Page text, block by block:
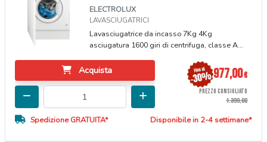
ELECTROLUX
LAVASCIUGATRICI
Lavasciugatrice da incasso 7Kg 4Kg
asciugatura 1600 giri di centrifuga, classe A...
Acquista 977,00€
PREZZO CONSIGLIATO
1.399,00
Spedizione GRATUITA* Disponibile in 2-4 settimane*